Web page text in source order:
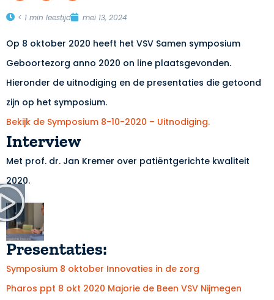
< 1 min leestijd mei 13, 2024
Op 8 oktober 2020 heeft het VSV Samen symposium
Geboortezorg anno 2020 on line plaatsgevonden.
Hieronder de uitnodiging en de presentaties die getoond
zijn op het symposium.
Bekijk de Symposium 8-10-2020 – Uitnodiging.
Interview
Met prof. dr. Jan Kremer over patiëntgerichte kwaliteit
2020.
Presentaties:
Symposium 8 oktober Innovaties in de zorg
Pharos ppt 8 okt 2020 Majorie de Been VSV Nijmegen